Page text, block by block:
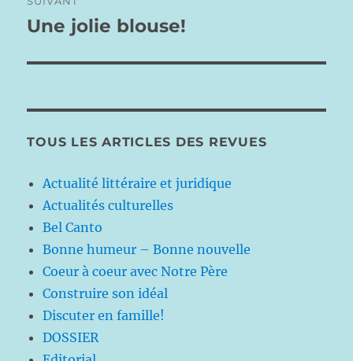
Publication
Une jolie blouse!
TOUS LES ARTICLES DES REVUES
Actualité littéraire et juridique
Actualités culturelles
Bel Canto
Bonne humeur – Bonne nouvelle
Coeur à coeur avec Notre Père
Construire son idéal
Discuter en famille!
DOSSIER